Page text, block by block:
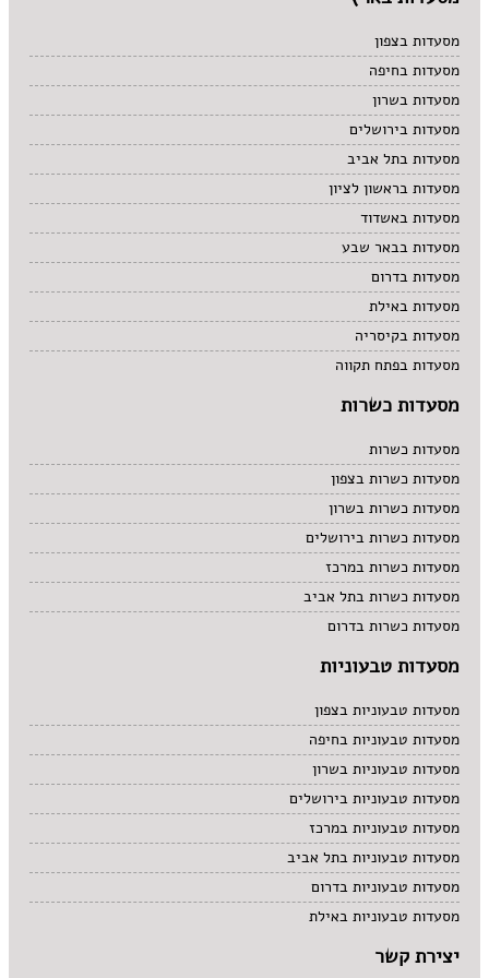
מסעדות בצפון
מסעדות בחיפה
מסעדות בשרון
מסעדות בירושלים
מסעדות בתל אביב
מסעדות בראשון לציון
מסעדות באשדוד
מסעדות בבאר שבע
מסעדות בדרום
מסעדות באילת
מסעדות בקיסריה
מסעדות בפתח תקווה
מסעדות כשרות
מסעדות כשרות
מסעדות כשרות בצפון
מסעדות כשרות בשרון
מסעדות כשרות בירושלים
מסעדות כשרות במרכז
מסעדות כשרות בתל אביב
מסעדות כשרות בדרום
מסעדות טבעוניות
מסעדות טבעוניות בצפון
מסעדות טבעוניות בחיפה
מסעדות טבעוניות בשרון
מסעדות טבעוניות בירושלים
מסעדות טבעוניות במרכז
מסעדות טבעוניות בתל אביב
מסעדות טבעוניות בדרום
מסעדות טבעוניות באילת
יצירת קשר